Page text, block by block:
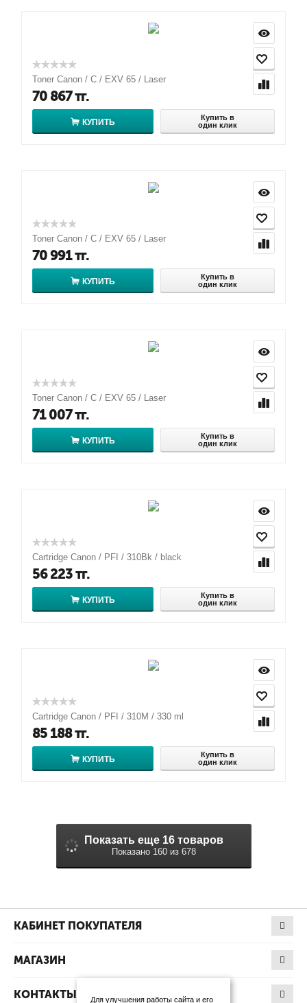
Toner Canon / C / EXV 65 / Laser
70 867тг.
КУПИТЬ
Купить в
один клик
Toner Canon / C / EXV 65 / Laser
70 991тг.
КУПИТЬ
Купить в
один клик
Toner Canon / C / EXV 65 / Laser
71 007тг.
КУПИТЬ
Купить в
один клик
Cartridge Canon / PFI / 310Bk / black
56 223тг.
КУПИТЬ
Купить в
один клик
Cartridge Canon / PFI / 310M / 330 ml
85 188тг.
КУПИТЬ
Купить в
один клик
Показать еще 16 товаров
Показано 160 из 678
КАБИНЕТ ПОКУПАТЕЛЯ
МАГАЗИН
КОНТАКТЫ Для улучшения работы сайта и его